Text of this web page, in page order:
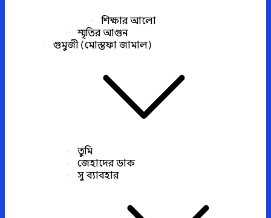
শিক্ষার আলো
স্মৃতির আগুন
গুমুজী (মোস্তফা জামাল)
তুমি
জেহাদের ডাক
সু ব্যাবহার